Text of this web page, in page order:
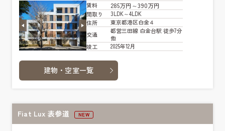
賃料 285万円～390万円
間取り
3LDK～4LDK
住所
東京都港区白金４
交通
都営三田線 白金台駅 徒歩7分
他
竣工
2025年12月
建物・空室一覧
Fiat Lux 表参道 NEW